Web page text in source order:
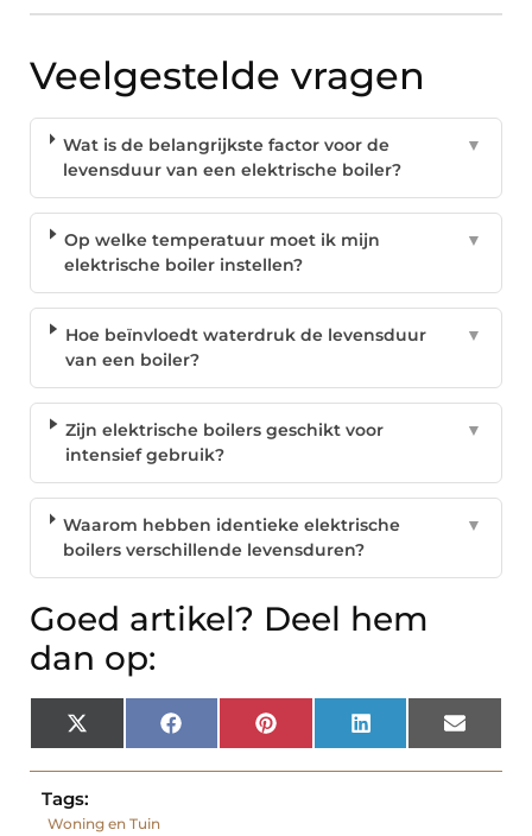
Veelgestelde vragen
Wat is de belangrijkste factor voor de
levensduur van een elektrische boiler?
▼
Op welke temperatuur moet ik mijn
elektrische boiler instellen?
▼
Hoe beïnvloedt waterdruk de levensduur
van een boiler?
▼
Zijn elektrische boilers geschikt voor
intensief gebruik?
▼
Waarom hebben identieke elektrische
boilers verschillende levensduren?
▼
Goed artikel? Deel hem
dan op:
X
(Twitter)
Facebook Pinterest LinkedIn Email
Tags:
Woning en Tuin